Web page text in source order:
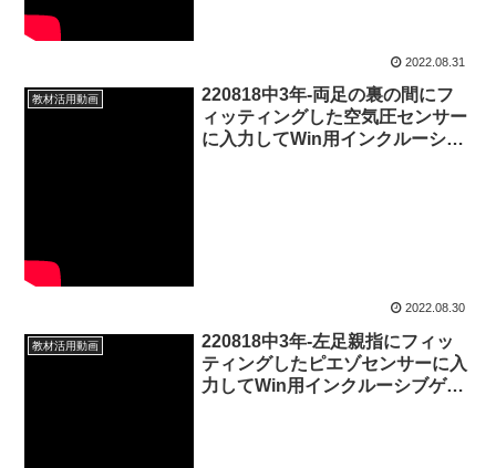
2022.08.31
教材活用動画
220818中3年-両足の裏の間にフ
ィッティングした空気圧センサー
に入力してWin用インクルーシブ
2022.08.30
教材活用動画
220818中3年-左足親指にフィッ
ティングしたピエゾセンサーに入
力してWin用インクルーシブゲー